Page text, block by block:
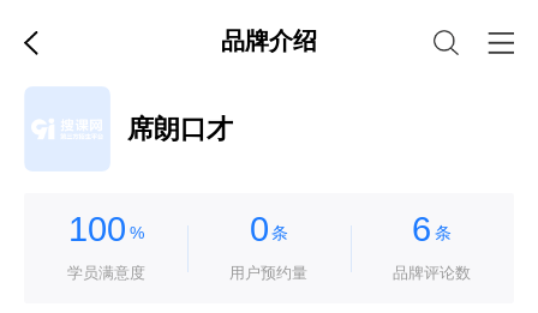
品牌介绍
席朗口才
100 %
学员满意度
0 条
用户预约量
6 条
品牌评论数